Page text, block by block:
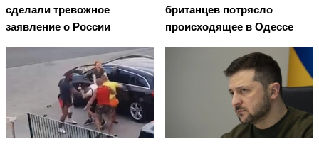
сделали тревожное
заявление о России
британцев потрясло
происходящее в Одессе